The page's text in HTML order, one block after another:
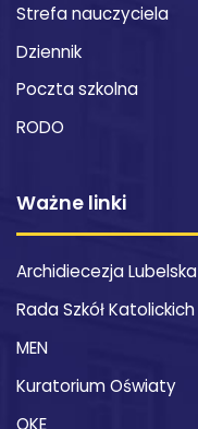
Strefa nauczyciela
Dziennik
Poczta szkolna
RODO
Ważne linki
Archidiecezja Lubelska
Rada Szkół Katolickich
MEN
Kuratorium Oświaty
OKE